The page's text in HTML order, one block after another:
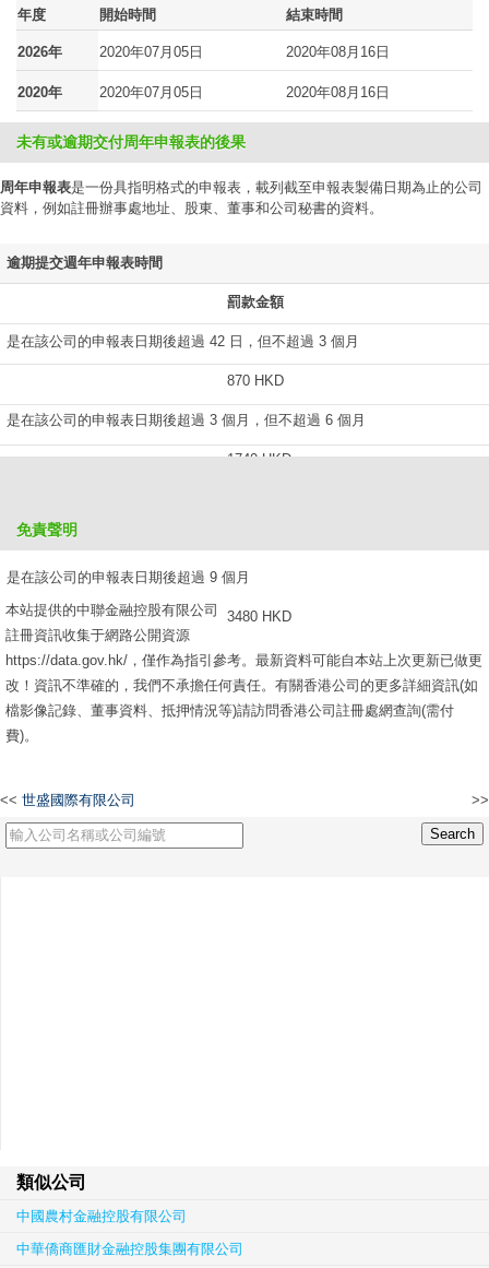
年度 開始時間 結束時間
2026年 2020年07月05日 2020年08月16日
2020年 2020年07月05日 2020年08月16日
未有或逾期交付周年申報表的後果
周年申報表是一份具指明格式的申報表，載列截至申報表製備日期為止的公司
資料，例如註冊辦事處地址、股東、董事和公司秘書的資料。
逾期提交週年申報表時間
罰款金額
是在該公司的申報表日期後超過 42 日，但不超過 3 個月
870 HKD
是在該公司的申報表日期後超過 3 個月，但不超過 6 個月
1740 HKD
是在該公司的申報表日期後超過 9 個月
3480 HKD
免責聲明
本站提供的中聯金融控股有限公司
註冊資訊收集于網路公開資源
https://data.gov.hk/，僅作為指引參考。最新資料可能自本站上次更新已做更
改！資訊不準確的，我們不承擔任何責任。有關香港公司的更多詳細資訊(如
檔影像記錄、董事資料、抵押情況等)請訪問香港公司註冊處網查詢(需付
費)。
<< 世盛國際有限公司 >>
類似公司
中國農村金融控股有限公司
中華僑商匯財金融控股集團有限公司